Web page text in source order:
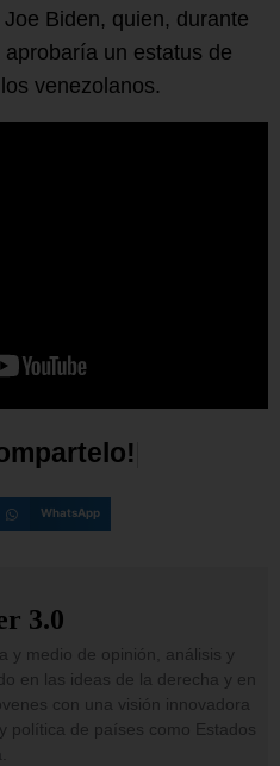
Biden, quien, durante
un estatus de
venezolanos.
mpartelo!
WhatsApp
3.0
y medio de opinión, análisis y
en las ideas de la derecha y en
con una visión innovadora
política de países como Estados